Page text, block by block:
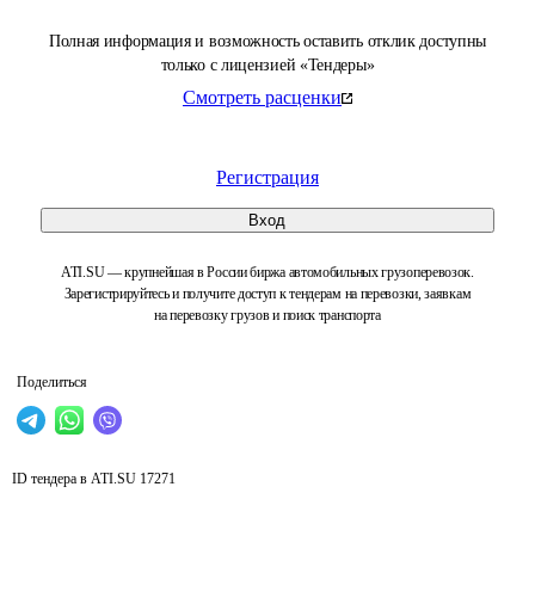
Полная информация и возможность оставить отклик доступны
только с лицензией «Тендеры»
Смотреть расценки
Регистрация
Вход
ATI.SU — крупнейшая в России биржа автомобильных грузоперевозок.
Зарегистрируйтесь и получите доступ к тендерам на перевозки, заявкам
на перевозку грузов и поиск транспорта
Поделиться
ID тендера в ATI.SU 17271